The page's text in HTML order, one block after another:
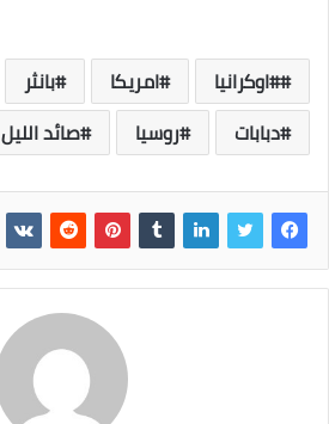
#اوكرانيا امريكا بانثر
دبابات
روسيا صائد الليل